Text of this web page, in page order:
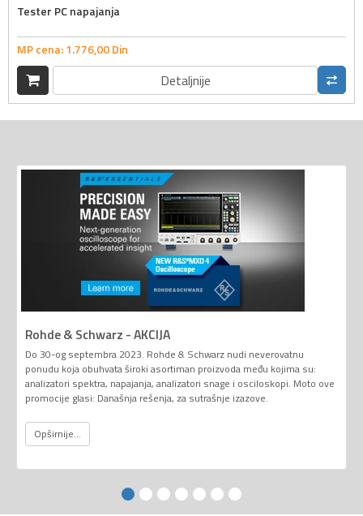
Tester PC napajanja
MP cena:1.776,00Din
Detaljnije
Rohde & Schwarz - AKCIJA
Do 30-og septembra 2023. Rohde & Schwarz nudi neverovatnu
ponudu koja obuhvata široki asortiman proizvoda među kojima su:
analizatori spektra, napajanja, analizatori snage i osciloskopi. Moto ove
promocije glasi: Današnja rešenja, za sutrašnje izazove.
Opširnije...